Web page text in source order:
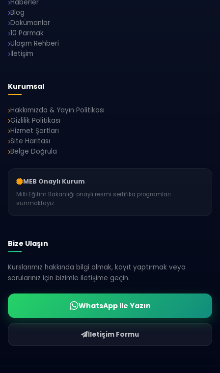
Haberler
Blog
Dökümanlar
10 Parmak
Ulaşım Rehberi
İletişim
Kurumsal
Hakkımızda & Yayın Politikası
Gizlilik Politikası
Hizmet Şartları
Site Haritası
Belge Doğrula
MEB Onaylı Kurum
Milli Eğitim Bakanlığı onaylı resmi sertifika programları
sunmaktayız.
Bize Ulaşın
Kurslarımız hakkında bilgi almak, kayıt yaptırmak veya
sorularınız için bizimle iletişime geçin.
WhatsApp ile Yazın
İletişim Formu